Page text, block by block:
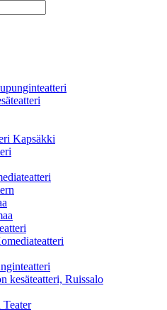
Kapsäkki
kesäteatteri, Ruissalo
Teater